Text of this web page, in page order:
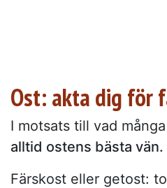
Ost: akta dig för
I motsats till vad
alltid ostens bästa vän.
Färskost eller getost: